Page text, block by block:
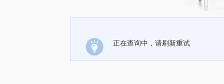
正在查询中，请刷新重试